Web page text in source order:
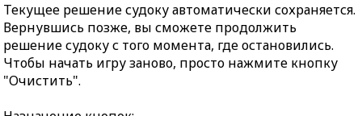
Текущее решение судоку автоматически сохраняется.
Вернувшись позже, вы сможете продолжить
решение судоку с того момента, где остановились.
Чтобы начать игру заново, просто нажмите кнопку
"Очистить".